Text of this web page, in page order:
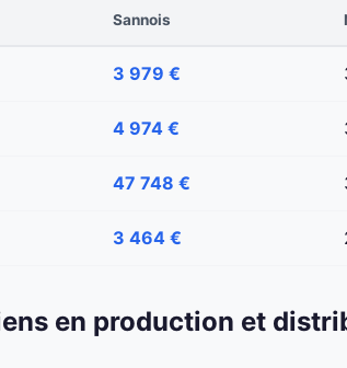
Sannois
3 979 €
4 974 €
47 748 €
3 464 €
en production et